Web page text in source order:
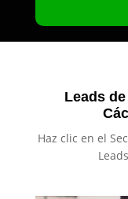
Leads
Haz clic en el